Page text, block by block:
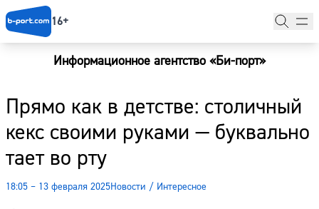
16+
Информационное агентство «Би-порт»
Прямо как в детстве: столичный
кекс своими руками — буквально
тает во рту
18:05 – 13 февраля 2025Новости / Интересное
Новости
Наши гости
Фоторепортажи